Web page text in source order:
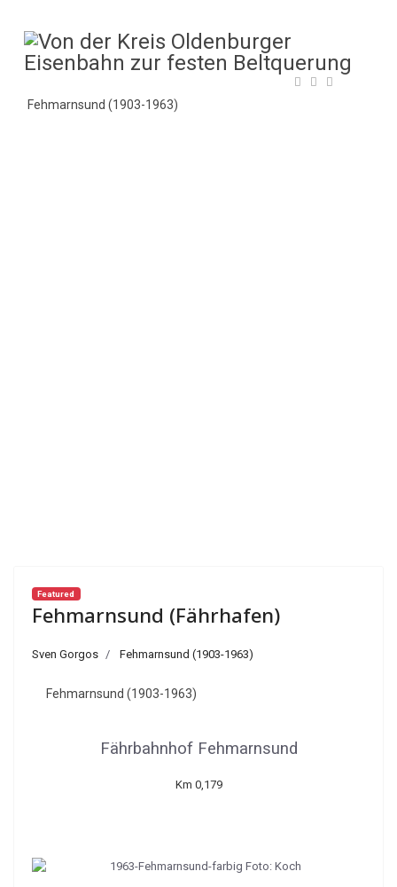
Fehmarnsund (1903-1963)
Featured
Fehmarnsund (Fährhafen)
Sven Gorgos Fehmarnsund (1903-1963)
Fehmarnsund (1903-1963)
Fährbahnhof Fehmarnsund
Km 0,179